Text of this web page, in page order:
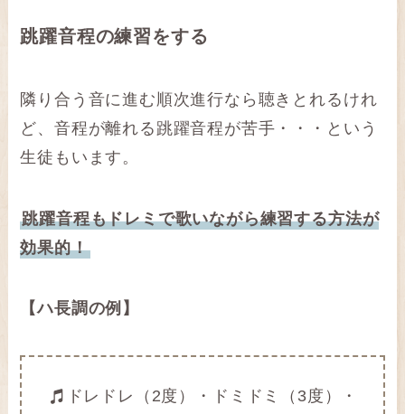
跳躍音程の練習をする
隣り合う音に進む順次進行なら聴きとれるけれ
ど、音程が離れる跳躍音程が苦手・・・という
生徒もいます。
跳躍音程もドレミで歌いながら練習する方法が
効果的！
【ハ長調の例】
ドレドレ（2度）・ドミドミ（3度）・